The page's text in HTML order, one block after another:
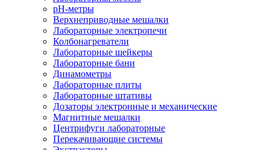
pH-метры
Верхнеприводные мешалки
Лабораторные электропечи
Колбонагреватели
Лабораторные шейкеры
Лабораторные бани
Динамометры
Лабораторные плиты
Лабораторные штативы
Дозаторы электронные и механические
Магнитные мешалки
Центрифуги лабораторные
Перекачивающие системы